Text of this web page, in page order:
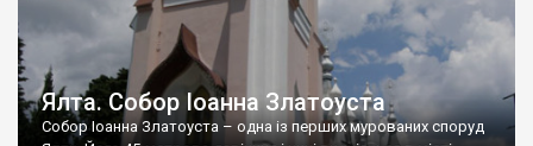
Ялта. Собор Іоанна Златоуста
Собор Іоанна Златоуста – одна із перших мурованих споруд